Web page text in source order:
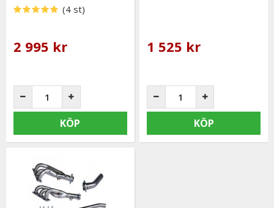
(4 st)
2 995 kr
KÖP
1 525 kr
KÖP